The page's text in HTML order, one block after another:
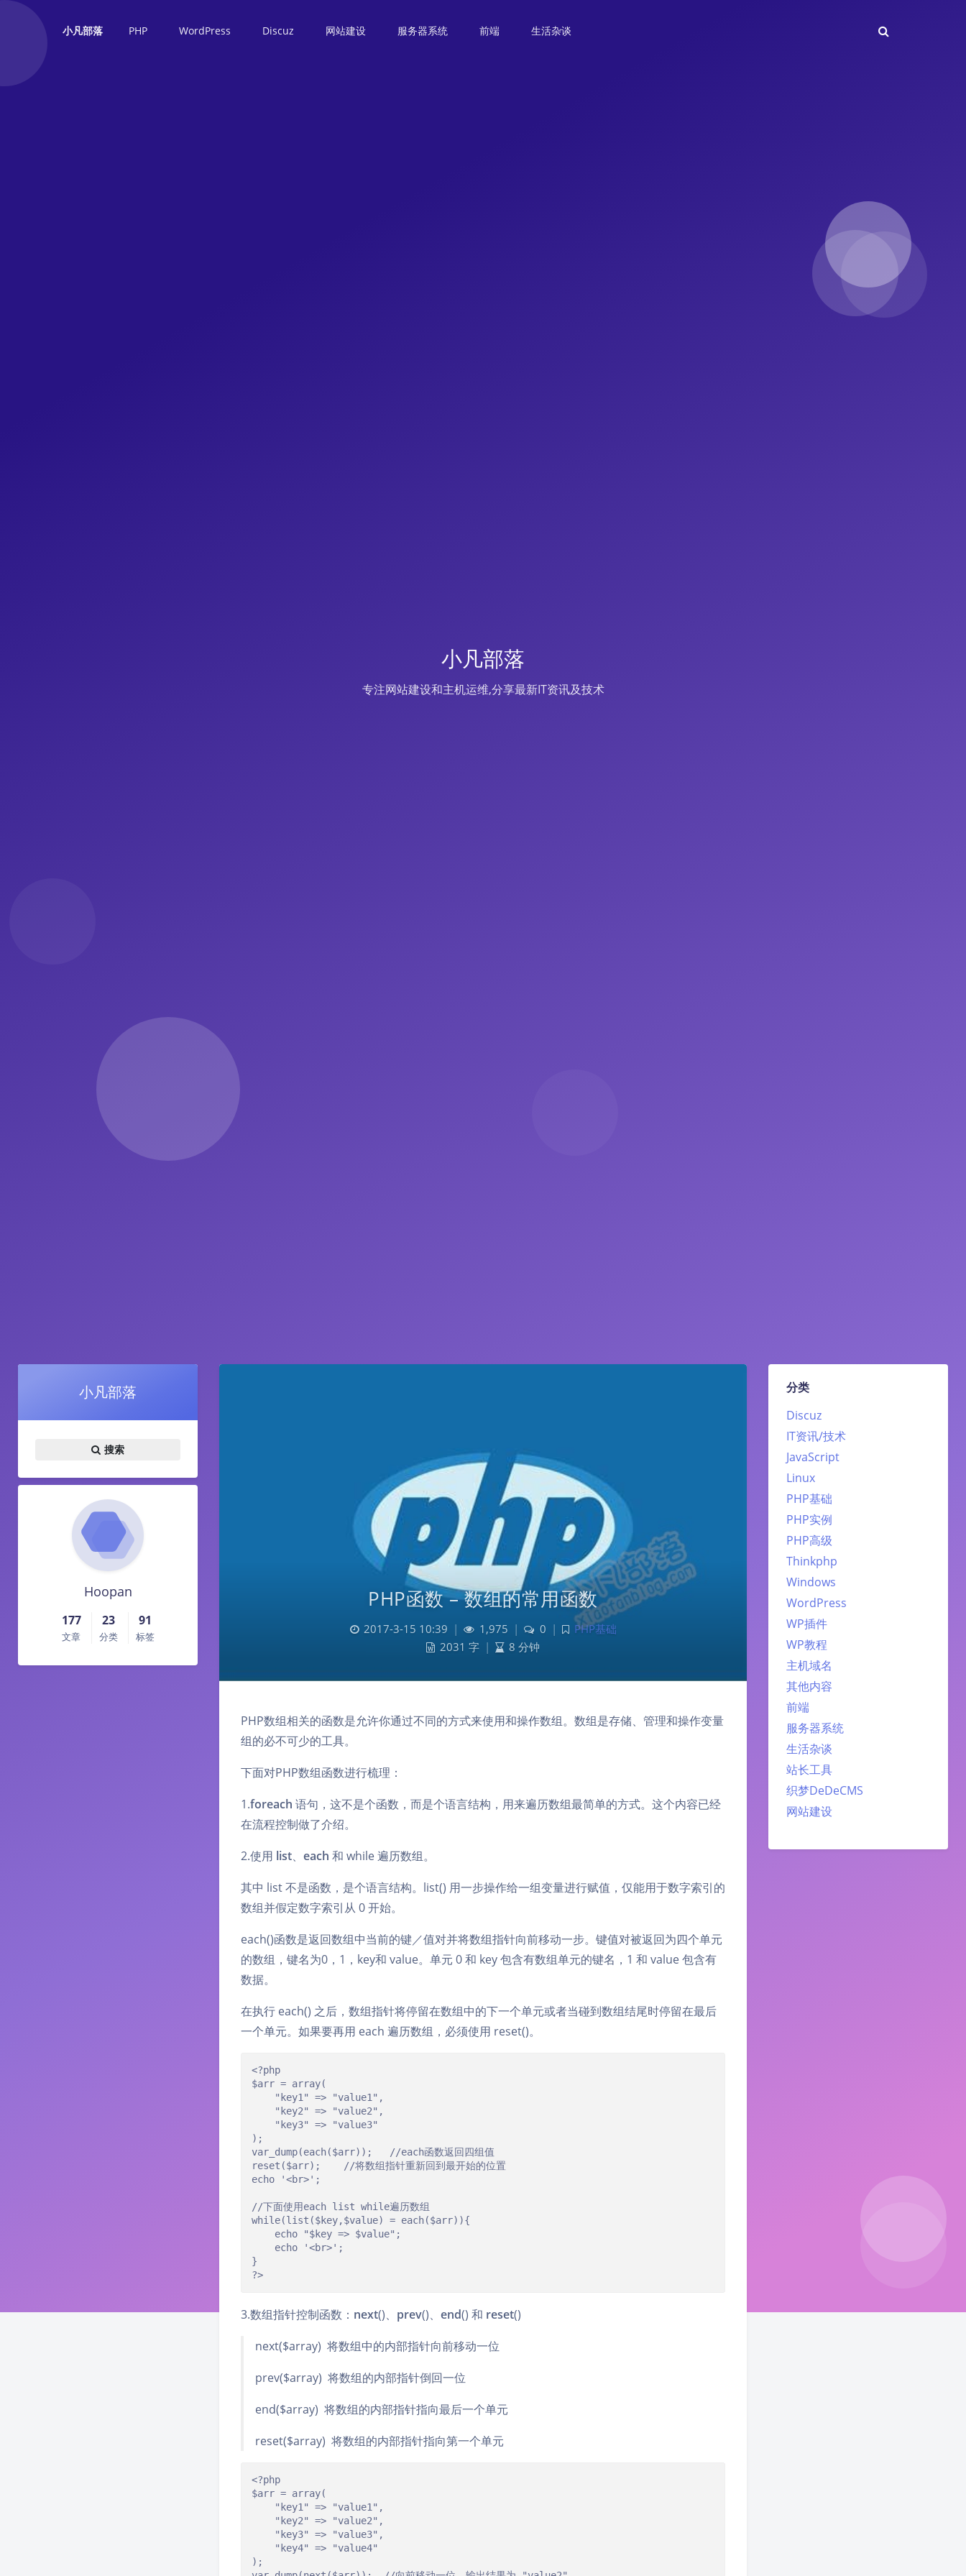
小凡部落 PHP WordPress Discuz 网站建设 服务器系统 前端 生活杂谈
小凡部落
专注网站建设和主机运维,分享最新IT资讯及技术
小凡部落
搜索
Hoopan
177
文章
23
分类
91
标签
分类
Discuz
IT资讯/技术
JavaScript
Linux
PHP基础
PHP实例
PHP高级
Thinkphp
Windows
WordPress
WP插件
WP教程
主机域名
其他内容
前端
服务器系统
生活杂谈
站长工具
织梦DeDeCMS
网站建设
PHP函数 – 数组的常用函数
2017-3-15 10:39 1,975 0
PHP基础
2031 字
8 分钟
PHP数组相关的函数是允许你通过不同的方式来使用和操作数组。数组是存储、管理和操作变量
组的必不可少的工具。
下面对PHP数组函数进行梳理：
1.foreach 语句，这不是个函数，而是个语言结构，用来遍历数组最简单的方式。这个内容已经
在流程控制做了介绍。
2.使用 list、 each 和 while 遍历数组。
其中 list 不是函数，是个语言结构。list() 用一步操作给一组变量进行赋值，仅能用于数字索引的
数组并假定数字索引从 0 开始。
each()函数是返回数组中当前的键／值对并将数组指针向前移动一步。 键值对被返回为四个单元
的数组，键名为0，1，key和 value。单元 0 和 key 包含有数组单元的键名，1 和 value 包含有
数据。
在执行 each() 之后，数组指针将停留在数组中的下一个单元或者当碰到数组结尾时停留在最后
一个单元。如果要再用 each 遍历数组，必须使用 reset()。
<?php
$arr = array(
);
var_dump(each($arr)); 	//each函数返回四组值
reset($arr);	//将数组指针重新回到最开始的位置
echo '<br>';
//下面使用each list while遍历数组
while(list($key,$value) = each($arr)){
}
?>
3.数组指针控制函数： next()、 prev()、 end() 和 reset()
next($array) 将数组中的内部指针向前移动一位
prev($array) 将数组的内部指针倒回一位
end($array) 将数组的内部指针指向最后一个单元
reset($array) 将数组的内部指针指向第一个单元
<?php
$arr = array(
);